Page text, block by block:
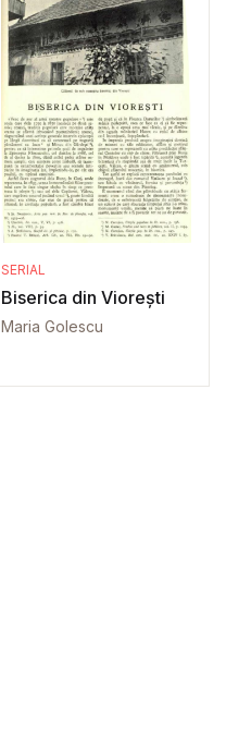
SERIAL
Biserica din Viorești
Maria Golescu